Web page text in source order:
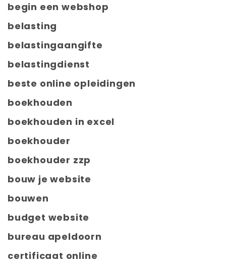
begin een webshop
belasting
belastingaangifte
belastingdienst
beste online opleidingen
boekhouden
boekhouden in excel
boekhouder
boekhouder zzp
bouw je website
bouwen
budget website
bureau apeldoorn
certificaat online